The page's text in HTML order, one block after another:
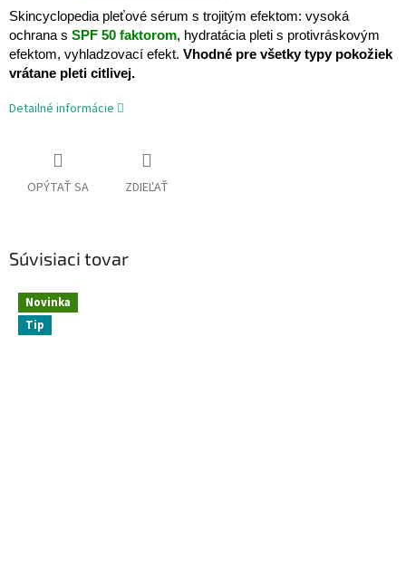
Skincyclopedia pleťové sérum s trojitým efektom: vysoká
ochrana s SPF 50 faktorom, hydratácia pleti s protivráskovým
efektom, vyhladzovací efekt. Vhodné pre všetky typy pokožiek
vrátane pleti citlivej.
Detailné informácie
OPÝTAŤ SA ZDIEĽAŤ
Súvisiaci tovar
Novinka
Tip